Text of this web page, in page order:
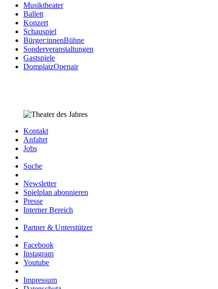
Musiktheater
Ballett
Konzert
Schauspiel
Bürger:innenBühne
Sonderveranstaltungen
Gastspiele
DomplatzOpenair
Kontakt
Anfahrt
Jobs
Suche
Newsletter
Spielplan abonnieren
Presse
Interner Bereich
Partner & Unterstützer
Facebook
Instagram
Youtube
Impressum